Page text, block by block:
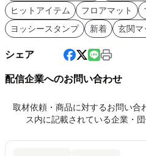
ヒットアイテム
フロアマット
ヨッシースタンプ
新着 玄関マ
シェア
配信企業へのお問い合わせ
取材依頼・商品に対するお問い合
ス内に記載されている企業・